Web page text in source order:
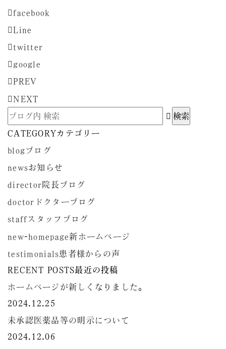
facebook
Line
twitter
google
PREV
NEXT
CATEGORYカテゴリー
blogブログ
newsお知らせ
director 院長ブログ
doctor ドクターブログ
staff スタッフブログ
new-homepage新ホームページ
testimonials患者様からの声
RECENT POSTS最近の投稿
ホームページが新しくなりました。
2024.12.25
未承認医薬品等の明示について
2024.12.06